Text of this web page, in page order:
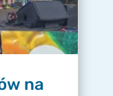
na